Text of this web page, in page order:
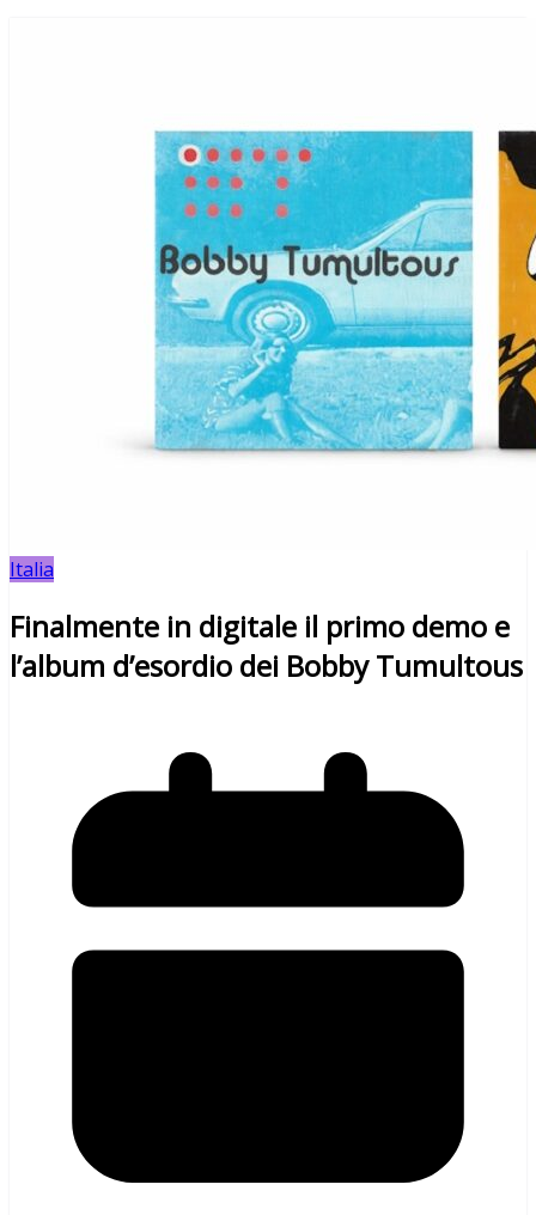
Italia
Finalmente in digitale il primo demo e
l’album d’esordio dei Bobby Tumultous